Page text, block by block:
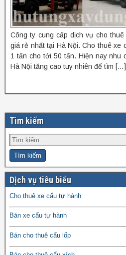
Công ty cung cấp dịch vụ cho
giá rẻ nhất tại Hà Nội. Cho thuê xe
1 tấn cho tới 50 tấn. Hiện nay nhu
Hà Nội tăng cao tuy nhiên để tìm […]
Tìm kiếm
Dịch vụ tiêu biểu
Cho thuê xe cẩu tự hành
Bán xe cẩu tự hành
Bán cho thuê cẩu lốp